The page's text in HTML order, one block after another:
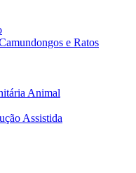
e Ratos
Animal
Assistida